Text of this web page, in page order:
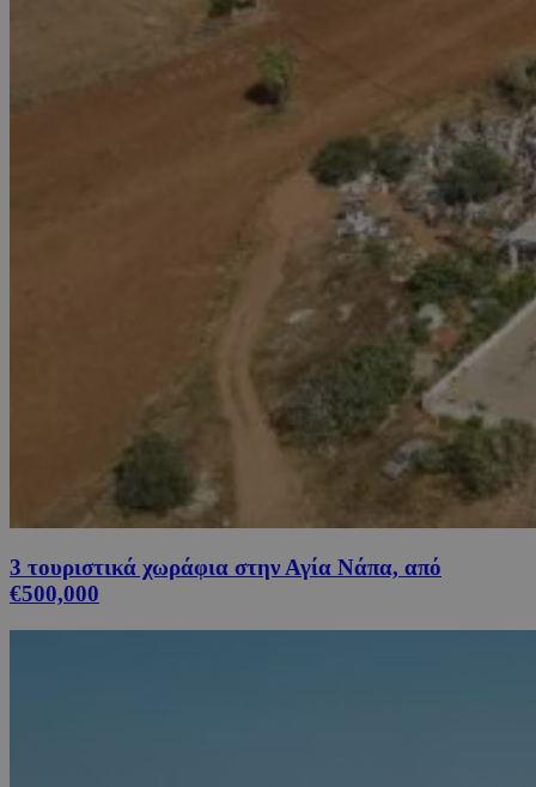
3 τουριστικά χωράφια στην Αγία Νάπα, από
€500,000